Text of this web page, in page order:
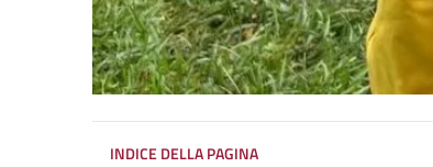
INDICE DELLA PAGINA